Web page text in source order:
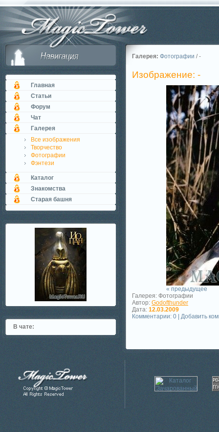
Главная
Статьи
Форум
Чат
Галерея
Все изображения
Творчество
Фотографии
Фэнтези
Каталог
Знакомства
Старая башня
В чате:
Галерея: Фотографии / -
Изображение: -
« предыдущее
Галерея: Фотографии
Автор: Godofthunder
Дата: 12.03.2009
Комментарии: 0 | Добавить